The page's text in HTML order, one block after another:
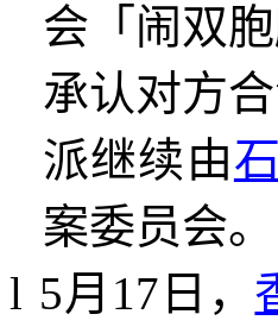
会「闹双
承认对方
派继续由
案委员会。
l 5月 17 日，